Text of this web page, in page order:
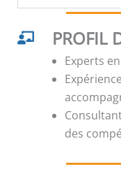
PROFIL
Experts
des